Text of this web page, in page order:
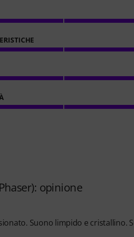
opinione
Suono limpido e cristallino.